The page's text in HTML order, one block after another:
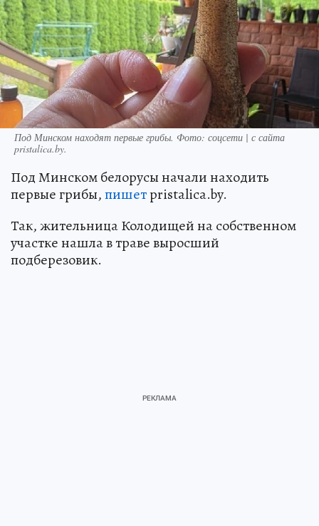
Под Минском находят первые грибы. Фото: соцсети | с сайта
pristalica.by.
Под Минском белорусы начали находить
первые грибы,пишетpristalica.by.
Так, жительница Колодищей на собственном
участке нашла в траве выросший
подберезовик.